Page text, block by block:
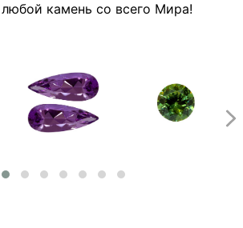
камень со всего Мира!